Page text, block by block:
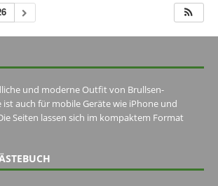
und moderne Outfit von Brullsen-
auch für mobile Geräte wie iPhone und
Seiten lassen sich im kompaktem Format